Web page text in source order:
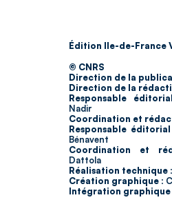
Édition Ile-de-France
© CNRS
Direction de la
Direction de la
Responsable
Nadir
Coordination et
Responsable
Bénavent
Coordination et
Dattola
Réalisation technique :
Création graphique :
Intégration graphique